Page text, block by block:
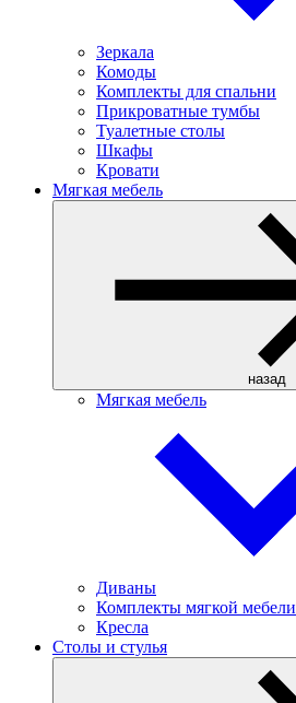
Зеркала
Комоды
Комплекты для спальни
Прикроватные тумбы
Туалетные столы
Шкафы
Кровати
Мягкая мебель
назад
Мягкая мебель
Диваны
Комплекты мягкой мебели
Кресла
Столы и стулья